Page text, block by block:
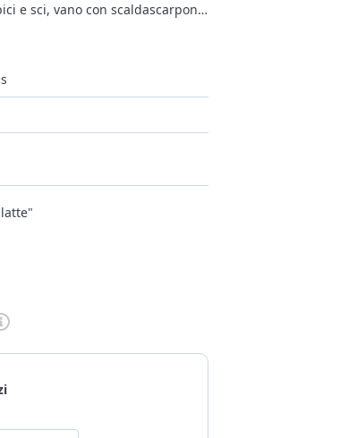
e sci, vano con scaldascarponi
nell’appartamento. Si
a pagamento
per la colazione